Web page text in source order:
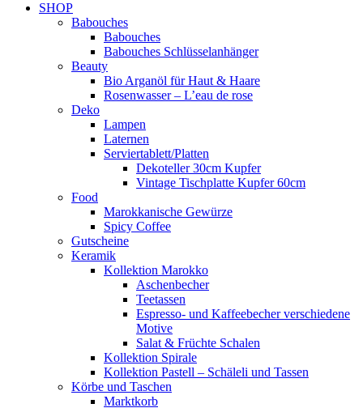
SHOP
Babouches
Babouches
Babouches Schlüsselanhänger
Beauty
Bio Arganöl für Haut & Haare
Rosenwasser – L’eau de rose
Deko
Lampen
Laternen
Serviertablett/Platten
Dekoteller 30cm Kupfer
Vintage Tischplatte Kupfer 60cm
Food
Marokkanische Gewürze
Spicy Coffee
Gutscheine
Keramik
Kollektion Marokko
Aschenbecher
Teetassen
Espresso- und Kaffeebecher verschiedene
Motive
Salat & Früchte Schalen
Kollektion Spirale
Kollektion Pastell – Schäleli und Tassen
Körbe und Taschen
Marktkorb